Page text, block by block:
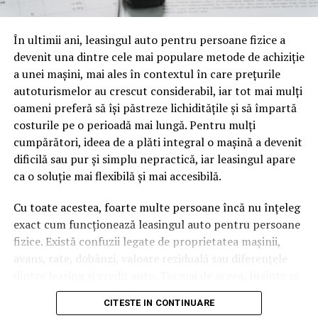
oamenii cu adevărat. Dacă transcrierea ajunge pe o
cuvinte tematice, scrise exact în limbajul în care se
caută.
Apoi vine partea de comportament. O pagină pe care
vizitatorii stau zece, cincisprezece minute ca să
urmărească replay-ul trimite un semnal greu de ignorat.
Google nu îți măsoară direct satisfacția, însă timpul
petrecut, scrollul și revenirile spun ceva despre cât de
util e materialul.
Și mai e ceva ce se uită ușor. Un webinar reușit atrage
linkuri aproape de la sine. Cineva îl menționează într-un
newsletter, altcineva îl citează într-un articol, un
partener îl trimite în comunitatea lui. Fiecare astfel de
tău, iar autoritatea e moneda forte în SEO.
În ultimii ani, leasingul auto pentru persoane fizice a
devenit una dintre cele mai populare metode de achiziție
a unei mașini, mai ales în contextul în care prețurile
autoturismelor au crescut considerabil, iar tot mai mulți
oameni preferă să își păstreze lichiditățile și să împartă
costurile pe o perioadă mai lungă. Pentru mulți
cumpărători, ideea de a plăti integral o mașină a devenit
dificilă sau pur și simplu nepractică, iar leasingul apare
ca o soluție mai flexibilă și mai accesibilă.
Cu toate acestea, foarte multe persoane încă nu înțeleg
exact cum funcționează leasingul auto pentru persoane
fizice. Există confuzii legate de proprietatea mașinii,
avans, rate, dobânzi, valoare reziduală sau diferențele
semnezi orice contract, este important să înțelegi clar
mecanismul acestui tip de finanțare și să știi la ce să fii
CITESTE IN CONTINUARE